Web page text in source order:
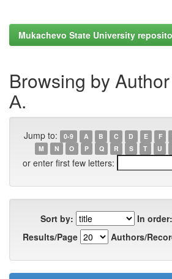
Mukachevo State University
Browsing by
А.
Jump to: 0-9 A B C D E F
M
N O P Q R S T U
or enter first few letters:
Sort by:
In order:
Results/Page
Authors/